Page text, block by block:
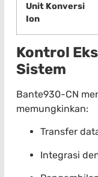
Unit Konversi
Ion
Kontrol
Sistem
Bante930-CN
memungkinkan:
Transfer
Integrasi